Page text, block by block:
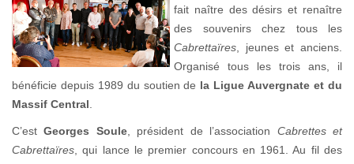
fait naître des désirs et renaître
des souvenirs chez tous les
Cabrettaïres , jeunes et anciens.
Organisé tous les trois ans, il
bénéficie depuis 1989 du soutien de la Ligue Auvergnate et du
Massif Central
C’estGeorges Soule, président de l’association Cabrettes et
Cabrettaïres , qui lance le premier concours en 1961. Au fil des